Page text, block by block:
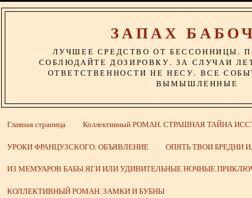
ЗАПАХ
ЛУЧШЕЕ СРЕДСТВО ОТ БЕССОННИЦЫ.
СОБЛЮДАЙТЕ ДОЗИРОВКУ. ЗА СЛУЧАИ
ОТВЕТСТВЕННОСТИ НЕ НЕСУ. ВСЕ
ВЫМЫШЛЕННЫЕ
Главная страница Коллективный РОМАН. СТРАШНАЯ ТАЙНА
УРОКИ ФРАНЦУЗСКОГО. ОБЪЯВЛЕНИЕ ОПЯТЬ ТВОИ БРЕДНИ
ИЗ МЕМУАРОВ БАБЫ ЯГИ ИЛИ УДИВИТЕЛЬНЫЕ НОЧНЫЕ
КОЛЛЕКТИВНЫЙ РОМАН. ЗАМКИ И БУБНЫ